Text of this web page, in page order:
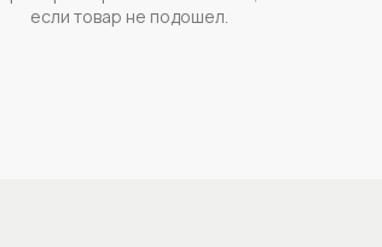
если товар не подошел.